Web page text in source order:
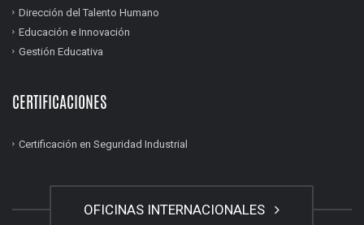
Dirección del Talento Humano
Educación e Innovación
Gestión Educativa
CERTIFICACIONES
Certificación en Seguridad Industrial
OFICINAS INTERNACIONALES